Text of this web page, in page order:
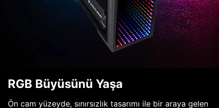
RGB Büyüsünü Yaşa
Ön cam yüzeyde, sınırsızlık tasarımı ile bir araya gelen